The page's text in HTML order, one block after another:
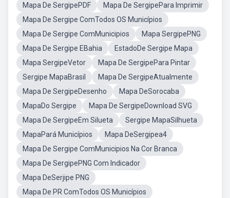
Mapa De SergipePDF
Mapa De SergipePara Imprimir
Mapa De Sergipe ComTodos OS Municípios
Mapa De Sergipe ComMunicipios
Mapa SergipePNG
Mapa De Sergipe EBahia
EstadoDe Sergipe Mapa
Mapa SergipeVetor
Mapa De SergipePara Pintar
Sergipe MapaBrasil
Mapa De SergipeAtualmente
Mapa De SergipeDesenho
Mapa DeSorocaba
MapaDo Sergipe
Mapa De SergipeDownload SVG
Mapa De SergipeEm Silueta
Sergipe MapaSilhueta
MapaPará Municípios
Mapa DeSergipea4
Mapa De Sergipe ComMunicipios Na Cor Branca
Mapa De SergipePNG Com Indicador
Mapa DeSerjipe PNG
Mapa De PR ComTodos OS Municípios